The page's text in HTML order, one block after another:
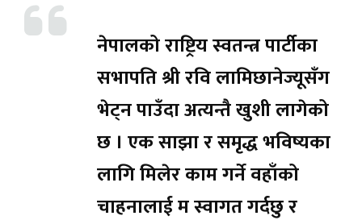
नेपालको राष्ट्रिय स्वतन्त्र पार्टीका
सभापति श्री रवि लामिछानेज्यूसँग
भेट्न पाउँदा अत्यन्तै खुशी लागेको
छ । एक साझा र समृद्ध भविष्यका
लागि मिलेर काम गर्ने वहाँको
चाहनालाई म स्वागत गर्दछु र